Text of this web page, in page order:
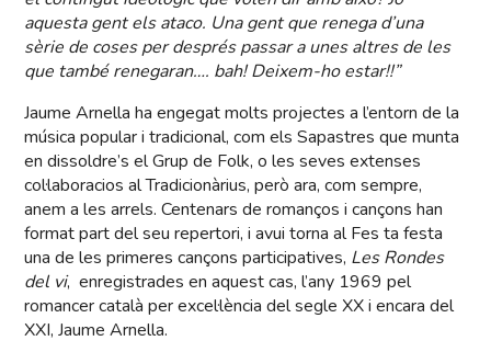
aquesta gent els ataco. Una gent que renega d’una
sèrie de coses per després passar a unes altres de les
que també renegaran…. bah! Deixem-ho estar!!”
Jaume Arnella ha engegat molts projectes a l’entorn de la
música popular i tradicional, com els Sapastres que munta
en dissoldre’s el Grup de Folk, o les seves extenses
col·laboracios al Tradicionàrius, però ara, com sempre,
anem a les arrels. Centenars de romanços i cançons han
format part del seu repertori, i avui torna al Fes ta festa
una de les primeres cançons participatives, Les Rondes
del vi, enregistrades en aquest cas, l’any 1969 pel
romancer català per excel·lència del segle XX i encara del
XXI, Jaume Arnella.